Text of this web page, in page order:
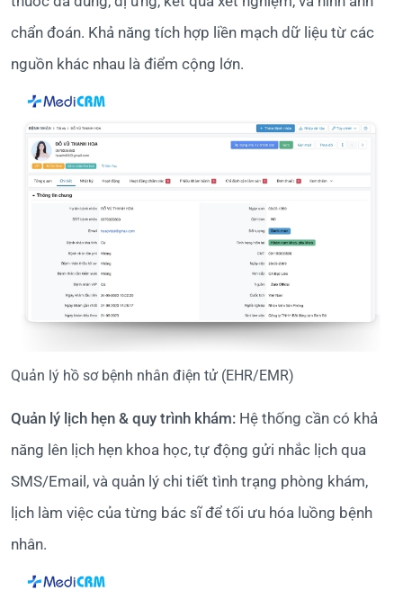
chẩn đoán. Khả năng tích hợp liền mạch dữ liệu từ các
nguồn khác nhau là điểm cộng lớn.
Quản lý hồ sơ bệnh nhân điện tử (EHR/EMR)
Quản lý lịch hẹn & quy trình khám: Hệ thống cần có khả
năng lên lịch hẹn khoa học, tự động gửi nhắc lịch qua
SMS/Email, và quản lý chi tiết tình trạng phòng khám,
lịch làm việc của từng bác sĩ để tối ưu hóa luồng bệnh
nhân.